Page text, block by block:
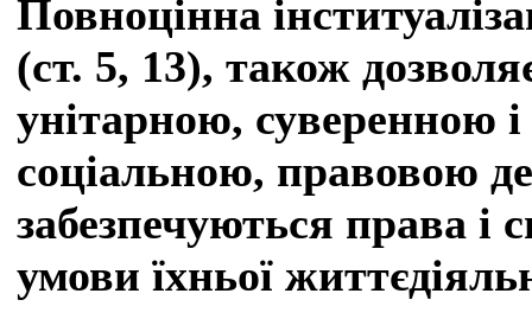
Повноцінна
(ст. 5, 13), також
унітарною, суверенною
соціальною, правовою
забезпечуються права і
умови їхньої